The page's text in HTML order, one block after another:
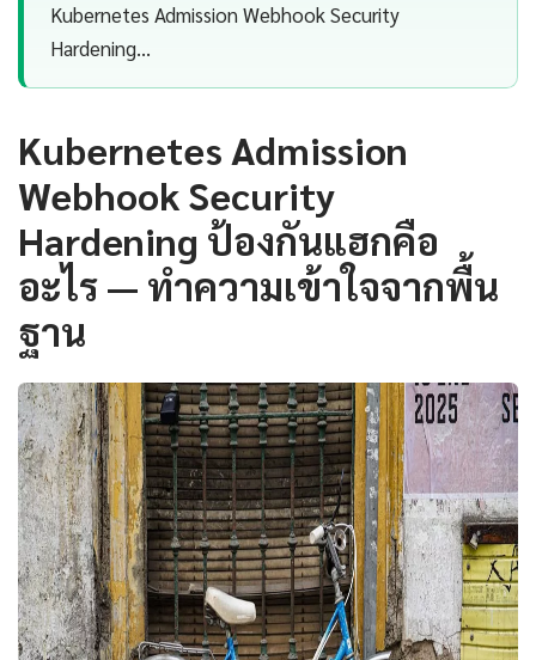
Kubernetes Admission Webhook Security
Hardening…
Kubernetes Admission
Webhook Security
Hardening ป้องกันแฮกคือ
อะไร — ทำความเข้าใจจากพื้น
ฐาน